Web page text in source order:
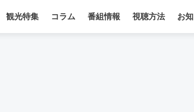
観光特集 コラム 番組情報 視聴方法 お